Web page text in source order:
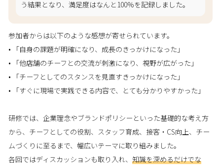
う結果となり、満足度はなんと100％を記録しました。
参加者からは以下のような感想が寄せられています。
• 「自身の課題が明確になり、成長のきっかけになった」
• 「他店舗のチーフとの交流が刺激になり、視野が広がった」
• 「チーフとしてのスタンスを見直すきっかけになった」
• 「すぐに現場で実践できる内容で、とても分かりやすかった」
研修では、企業理念やブランドポリシーといった基礎的な考え方
から、チーフとしての役割、スタッフ育成、接客・CS向上、チー
ムづくりに至るまで、幅広いテーマに取り組みました。
各回ではディスカッションも取り入れ、知識を深めるだけでな